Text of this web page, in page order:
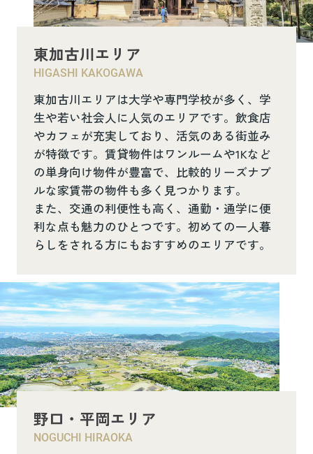
東加古川エリア
HIGASHI KAKOGAWA
東加古川エリアは大学や専門学校が多く、学
生や若い社会人に人気のエリアです。飲食店
やカフェが充実しており、活気のある街並み
が特徴です。賃貸物件はワンルームや1Kなど
の単身向け物件が豊富で、比較的リーズナブ
ルな家賃帯の物件も多く見つかります。
また、交通の利便性も高く、通勤・通学に便
利な点も魅力のひとつです。初めての一人暮
らしをされる方にもおすすめのエリアです。
野口・平岡エリア
NOGUCHI HIRAOKA